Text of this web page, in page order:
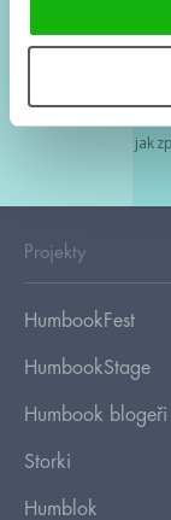
Tvá e-mailová
jak
Projekty
HumbookFest
HumbookStage
Humbook blogeři
Storki
Humblok